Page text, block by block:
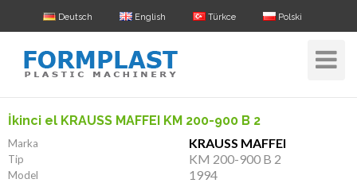
Deutsch English Türkce Polski
Toggle
İkinci el KRAUSS MAFFEI KM 200-900 B 2
Marka KRAUSS MAFFEI
Tip KM 200-900 B 2
Model 1994